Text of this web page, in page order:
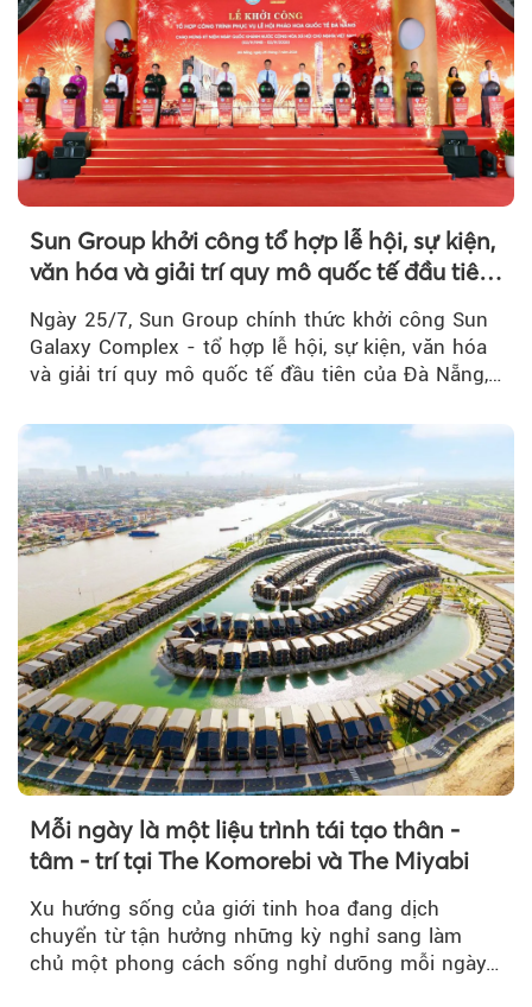
Sun Group khởi công tổ hợp lễ hội, sự kiện,
văn hóa và giải trí quy mô quốc tế đầu tiên
Ngày 25/7, Sun Group chính thức khởi công Sun
Galaxy Complex - tổ hợp lễ hội, sự kiện, văn hóa
và giải trí quy mô quốc tế đầu tiên của Đà Nẵng,…
Mỗi ngày là một liệu trình tái tạo thân -
tâm - trí tại The Komorebi và The Miyabi
Xu hướng sống của giới tinh hoa đang dịch
chuyển từ tận hưởng những kỳ nghỉ sang làm
chủ một phong cách sống nghỉ dưỡng mỗi ngày…